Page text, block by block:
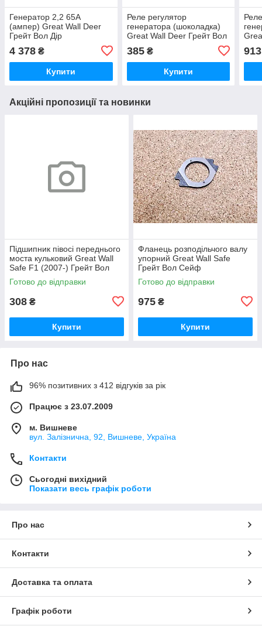
Генератор 2,2 65А
(ампер) Great Wall Deer
Грейт Вол Дір
4 378 ₴
Купити
Реле регулятор
генератора (шоколадка)
Great Wall Deer Грейт Вол
385₴
Купити
913
Акційні пропозиції та новинки
Підшипник півосі переднього
моста кульковий Great Wall
Safe F1 (2007-) Грейт Вол
Сейф Ф1
Готово до відправки
308 ₴
Купити
Фланець розподільчого валу
упорний Great Wall Safe
Грейт Вол Сейф
Готово до відправки
975 ₴
Купити
Про нас
96% позитивних з 412 відгуків за рік
Працює з 23.07.2009
м. Вишневе
вул. Залізнична, 92, Вишневе, Україна
Контакти
Сьогодні вихідний
Показати весь графік роботи
Про нас
Контакти
Доставка та оплата
Графік роботи